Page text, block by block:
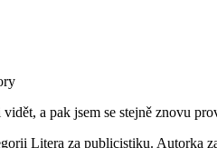
a pak jsem se stejně znovu
Litera za publicistiku.